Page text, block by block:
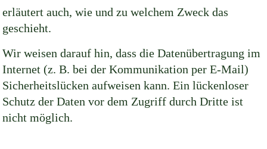
erläutert auch, wie und zu welchem Zweck das
geschieht.
Wir weisen darauf hin, dass die Datenübertragung im
Internet (z. B. bei der Kommunikation per E-Mail)
Sicherheitslücken aufweisen kann. Ein lückenloser
Schutz der Daten vor dem Zugriff durch Dritte ist
nicht möglich.